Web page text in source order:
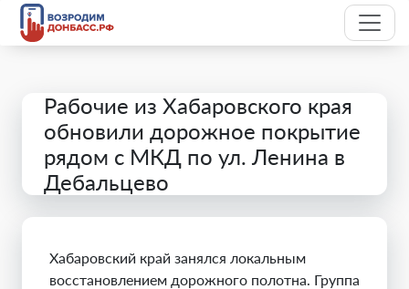
Рабочие из Хабаровского края
обновили дорожное покрытие
рядом с МКД по ул. Ленина в
Дебальцево
Хабаровский край занялся локальным
восстановлением дорожного полотна. Группа